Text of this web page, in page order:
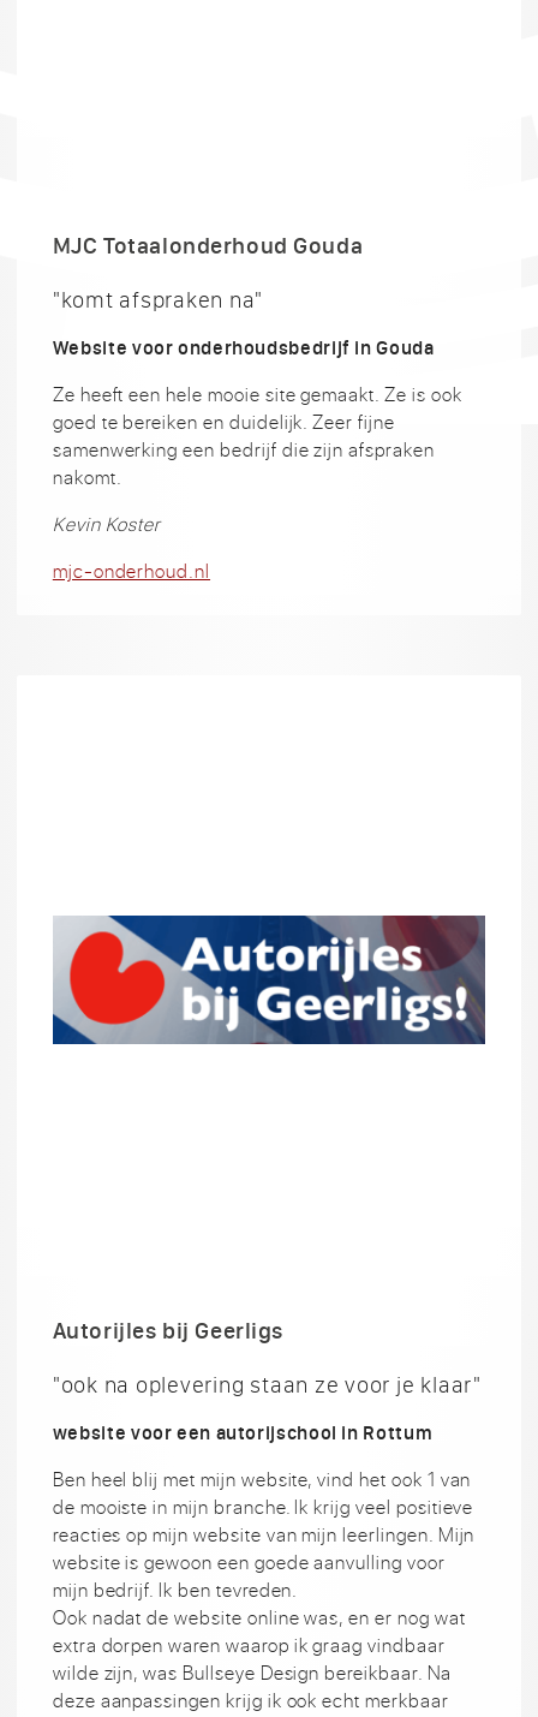
MJC Totaalonderhoud Gouda
"komt afspraken na"
Website voor onderhoudsbedrijf in Gouda
Ze heeft een hele mooie site gemaakt. Ze is ook
goed te bereiken en duidelijk. Zeer fijne
samenwerking een bedrijf die zijn afspraken
nakomt.
Kevin Koster
mjc-onderhoud.nl
Autorijles bij Geerligs
"ook na oplevering staan ze voor je klaar"
website voor een autorijschool in Rottum
Ben heel blij met mijn website, vind het ook 1 van
de mooiste in mijn branche. Ik krijg veel positieve
reacties op mijn website van mijn leerlingen. Mijn
website is gewoon een goede aanvulling voor
mijn bedrijf. Ik ben tevreden.
Ook nadat de website online was, en er nog wat
extra dorpen waren waarop ik graag vindbaar
wilde zijn, was Bullseye Design bereikbaar. Na
deze aanpassingen krijg ik ook echt merkbaar